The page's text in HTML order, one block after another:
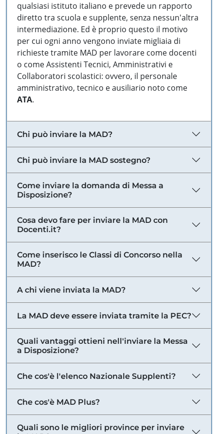
qualsiasi istituto italiano e prevede un rapporto
diretto tra scuola e supplente, senza nessun'altra
intermediazione. Ed è proprio questo il motivo
per cui ogni anno vengono inviate migliaia di
richieste tramite MAD per lavorare come docenti
o come Assistenti Tecnici, Amministrativi e
Collaboratori scolastici: ovvero, il personale
amministrativo, tecnico e ausiliario noto come
ATA.
Chi può inviare la MAD?
Chi può inviare la MAD sostegno?
Come inviare la domanda di Messa a
Disposizione?
Cosa devo fare per inviare la MAD con
Docenti.it?
Come inserisco le Classi di Concorso nella
MAD?
A chi viene inviata la MAD?
La MAD deve essere inviata tramite la PEC?
Quali vantaggi ottieni nell'inviare la Messa
a Disposizione?
Che cos'è l'elenco Nazionale Supplenti?
Che cos'è MAD Plus?
Quali sono le migliori province per inviare